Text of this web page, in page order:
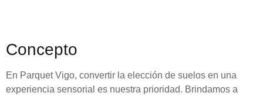
Concepto
En Parquet Vigo, convertir la elección de suelos en una
experiencia sensorial es nuestra prioridad. Brindamos a